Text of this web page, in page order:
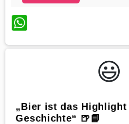
WhatsApp
😃️
„Bier ist das
Geschichte“ 🍺📘